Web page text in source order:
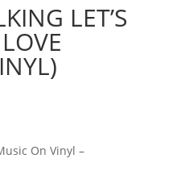
LET’S
On Vinyl –